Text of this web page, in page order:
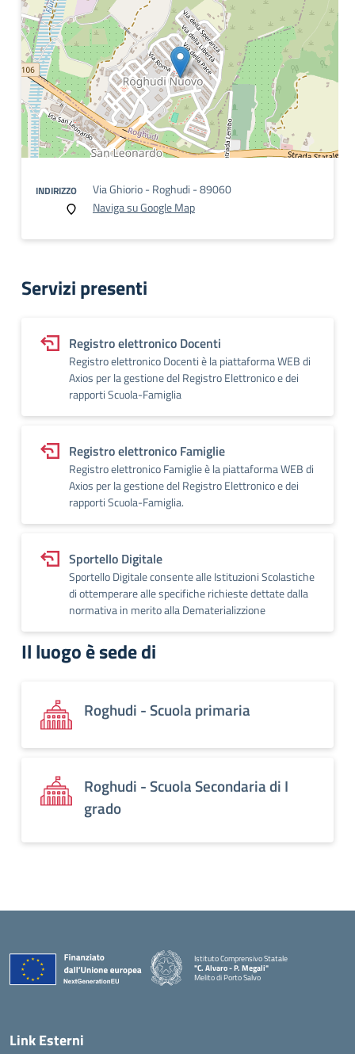
INDIRIZZO
Via Ghiorio - Roghudi - 89060
Naviga su Google Map
Servizi presenti
Registro elettronico Docenti
Registro elettronico Docenti è la piattaforma WEB di
Axios per la gestione del Registro Elettronico e dei
rapporti Scuola-Famiglia
Registro elettronico Famiglie
Registro elettronico Famiglie è la piattaforma WEB di
Axios per la gestione del Registro Elettronico e dei
rapporti Scuola-Famiglia.
Sportello Digitale
Sportello Digitale consente alle Istituzioni Scolastiche
di ottemperare alle specifiche richieste dettate dalla
normativa in merito alla Dematerializzione
Il luogo è sede di
Roghudi - Scuola primaria
Roghudi - Scuola Secondaria di I
grado
Istituto Comprensivo Statale
"C. Alvaro - P. Megali"
Melito di Porto Salvo
Link Esterni